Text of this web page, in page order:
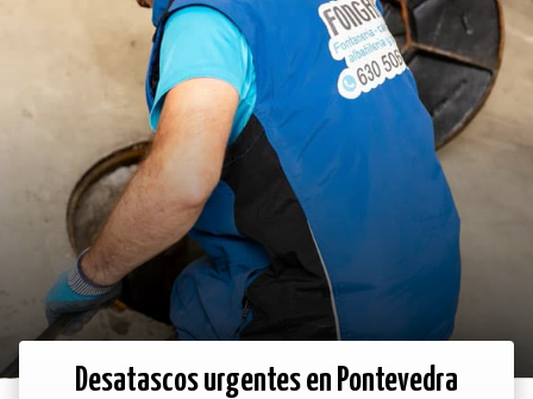
Desatascos urgentes en Pontevedra